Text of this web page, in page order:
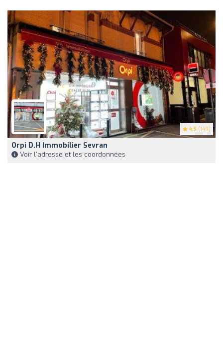
4.5 (149)
Orpi D.H Immobilier Sevran
Voir l'adresse et les coordonnées